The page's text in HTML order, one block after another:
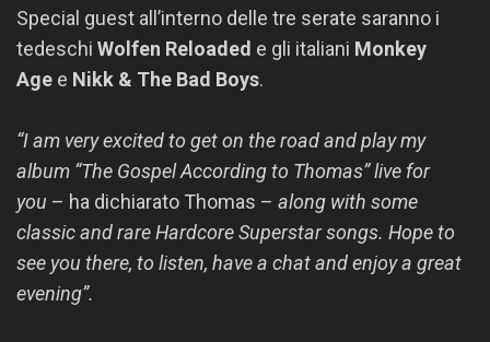
Special guest all’interno delle tre serate saranno i
tedeschi Wolfen Reloaded e gli italiani Monkey
Age e Nikk & The Bad Boys.
“I am very excited to get on the road and play my
album “The Gospel According to Thomas” live for
you – ha dichiarato Thomas – along with some
classic and rare Hardcore Superstar songs. Hope to
see you there, to listen, have a chat and enjoy a great
evening”.